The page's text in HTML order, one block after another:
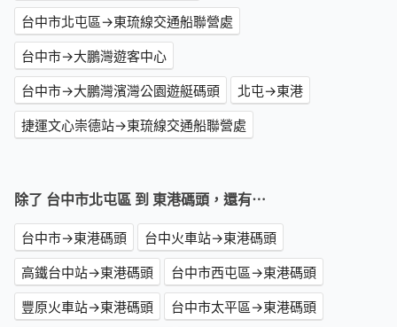
台中市北屯區→東琉線交通船聯營處
台中市→大鵬灣遊客中心
台中市→大鵬灣濱灣公園遊艇碼頭
北屯→東港
捷運文心崇德站→東琉線交通船聯營處
除了 台中市北屯區 到 東港碼頭，還有⋯
台中市→東港碼頭
台中火車站→東港碼頭
高鐵台中站→東港碼頭
台中市西屯區→東港碼頭
豐原火車站→東港碼頭
台中市太平區→東港碼頭